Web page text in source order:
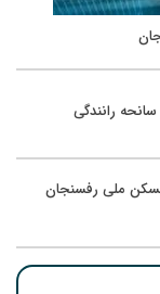
مسکن ملی رفسنجان